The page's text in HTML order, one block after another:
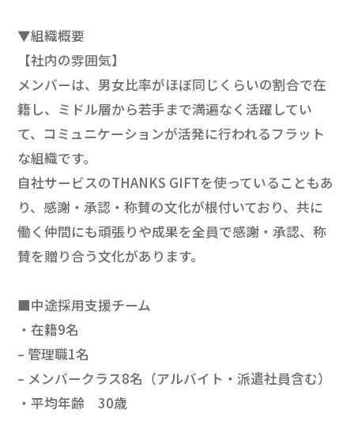
▼組織概要
【社内の雰囲気】
メンバーは、男女比率がほぼ同じくらいの割合で在
籍し、ミドル層から若手まで満遍なく活躍してい
て、コミュニケーションが活発に行われるフラット
な組織です。
自社サービスのTHANKS GIFTを使っていることもあ
り、感謝・承認・称賛の文化が根付いており、共に
働く仲間にも頑張りや成果を全員で感謝・承認、称
賛を贈り合う文化があります。
■中途採用支援チーム
・在籍9名
– 管理職1名
– メンバークラス8名（アルバイト・派遣社員含む）
・平均年齢 30歳